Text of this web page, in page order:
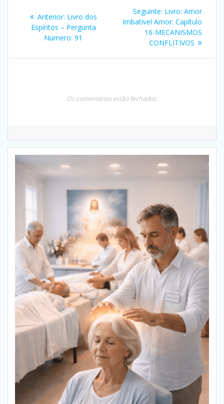
Anterior: Post
anterior:
Livro dos
Espíritos – Pergunta
Numero: 91
Seguinte: Post
seguinte:
Livro: Amor
Imbatível Amor: Capítulo
16-MECANISMOS
CONFLITIVOS
Os comentários estão fechados.